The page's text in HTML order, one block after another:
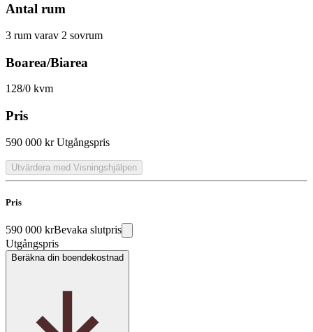
Antal rum
3 rum varav 2 sovrum
Boarea/Biarea
128/0 kvm
Pris
590 000 kr Utgångspris
Utvärdera med Visningshjälpen
Pris
590 000 krBevaka slutpris
Utgångspris
Beräkna din boendekostnad